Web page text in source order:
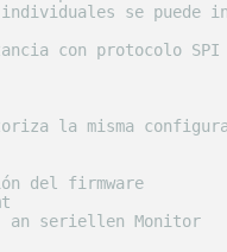
se puede
con protocolo SPI
la misma
del firmware
an seriellen Monitor